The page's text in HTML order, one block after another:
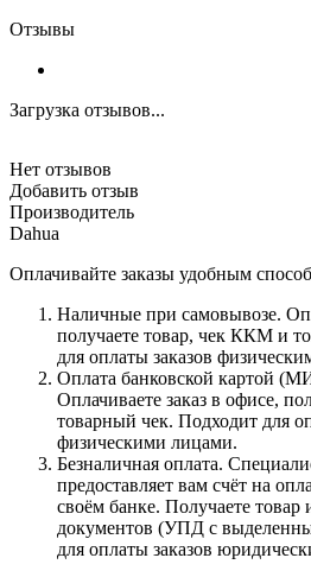
Отзывы
Загрузка отзывов...
Нет отзывов
Добавить отзыв
Производитель
Dahua
Оплачивайте заказы удобным
Наличные при самовывозе.
получаете товар, чек ККМ и
для оплаты заказов
Оплата банковской картой
Оплачиваете заказ в офисе,
товарный чек. Подходит для
физическими лицами.
Безналичная оплата.
предоставляет вам счёт на
своём банке. Получаете товар
документов (УПД с
для оплаты заказов